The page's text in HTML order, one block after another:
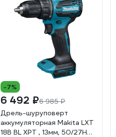
-7%
6 492 ₽6 985 ₽
Дрель-шуруповерт
аккумуляторная Makita LXT
18В BL XPT , 13мм, 50/27Нм